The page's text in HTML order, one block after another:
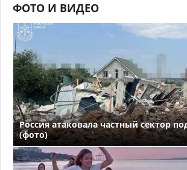
ФОТО И ВИДЕО
Россия атаковала частный сектор
(фото)